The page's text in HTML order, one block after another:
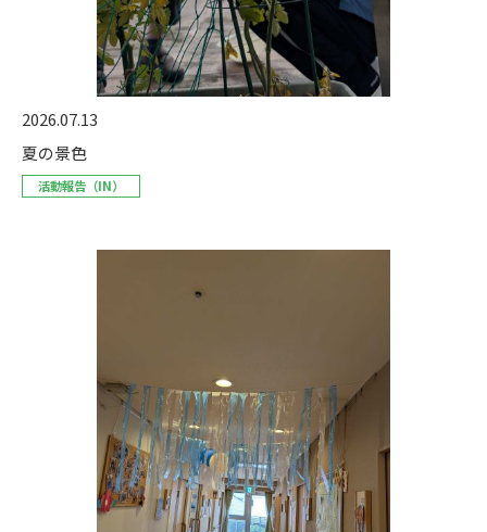
2026.07.13
夏の景色
活動報告（IN）